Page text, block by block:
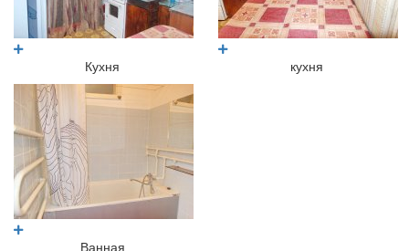
Кухня кухня
Ванная